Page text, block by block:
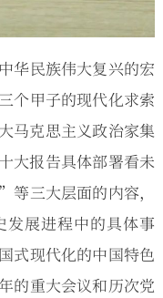
华民族伟大复兴的宏
个甲子的现代化求索
马克思主义政治家集
大报告具体部署看未
三大层面的内容，
发展进程中的具体事
式现代化的中国特色
的重大会议和历次党